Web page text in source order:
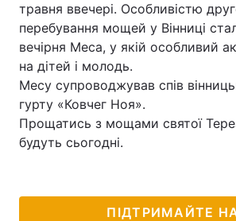
Відео з Youtube Статті
Інтерв'ю
Архів Вакансії
Контакти
травня ввечері. Особливістю
перебування мощей у Вінниці
вечірня Меса, у якій особливий
на дітей і молодь.
Месу супроводжував спів
гурту «Ковчег Ноя».
Прощатись з мощами святої
будуть сьогодні.
ПІДТРИМАЙТЕ